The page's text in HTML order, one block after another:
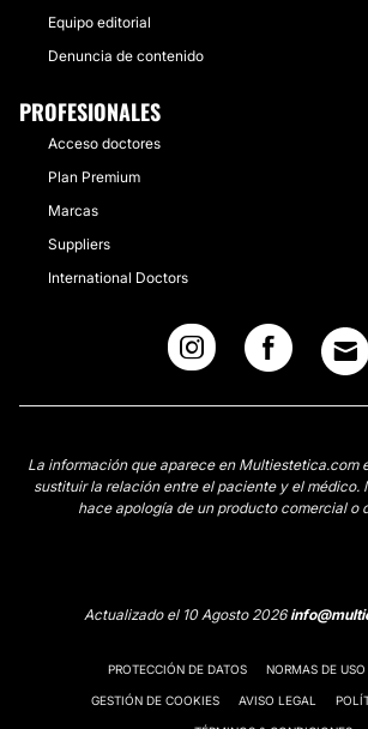
Equipo editorial
Denuncia de contenido
PROFESIONALES
Acceso doctores
Plan Premium
Marcas
Suppliers
International Doctors
La información que aparece en Multiestetica.com
sustituir la relación entre el paciente y el médico.
hace apología de un producto comercial o
Actualizado el 10 Agosto 2026
PROTECCIÓN DE DATOS NORMAS DE USO
GESTIÓN DE COOKIES AVISO LEGAL